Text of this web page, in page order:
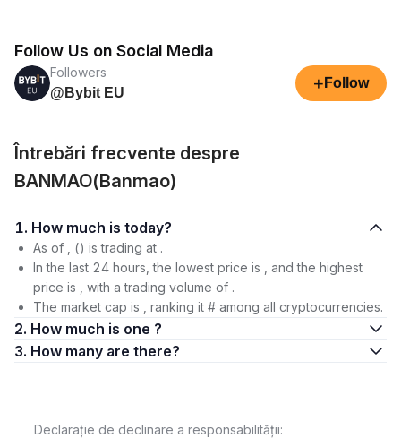
Follow Us on Social Media
Followers
@Bybit EU
+ Follow
Întrebări frecvente despre
BANMAO(Banmao)
1. How much is today?
As of , () is trading at .
In the last 24 hours, the lowest price is , and the highest
price is , with a trading volume of .
The market cap is , ranking it # among all cryptocurrencies.
2. How much is one ?
3. How many are there?
Declarație de declinare a responsabilității: